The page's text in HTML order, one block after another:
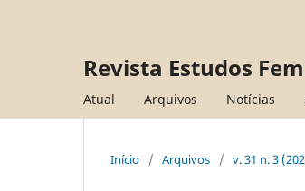
Revista Estudos
Atual Arquivos Notícias
Início / Arquivos / v. 31 n. 3